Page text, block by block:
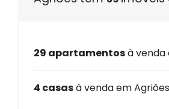
29 apartamentosà venda
4 casasà venda em Agriões